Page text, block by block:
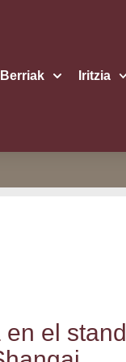
Berriak Iritzia
el stand